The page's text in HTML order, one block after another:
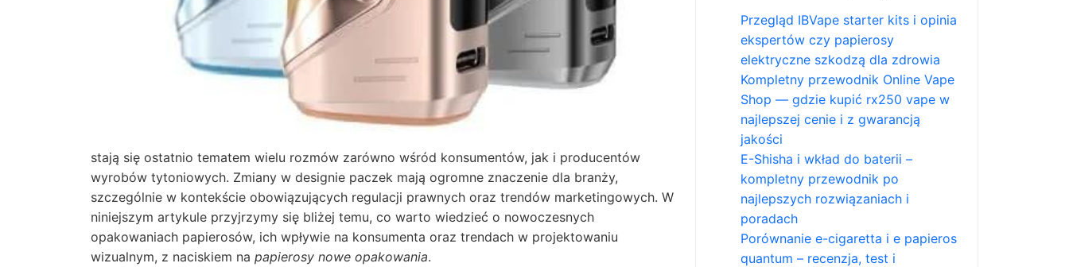
stają się ostatnio tematem wielu rozmów zarówno wśród konsumentów, jak i producentów
wyrobów tytoniowych. Zmiany w designie paczek mają ogromne znaczenie dla branży,
szczególnie w kontekście obowiązujących regulacji prawnych oraz trendów marketingowych. W
niniejszym artykule przyjrzymy się bliżej temu, co warto wiedzieć o nowoczesnych
opakowaniach papierosów, ich wpływie na konsumenta oraz trendach w projektowaniu
wizualnym, z naciskiem na papierosy nowe opakowania.
Przegląd IBVape starter kits i opinia
ekspertów czy papierosy
elektryczne szkodzą dla zdrowia
Kompletny przewodnik Online Vape
Shop — gdzie kupić rx250 vape w
najlepszej cenie i z gwarancją
jakości
E-Shisha i wkład do baterii –
kompletny przewodnik po
najlepszych rozwiązaniach i
poradach
Porównanie e-cigaretta i e papieros
quantum – recenzja, test i